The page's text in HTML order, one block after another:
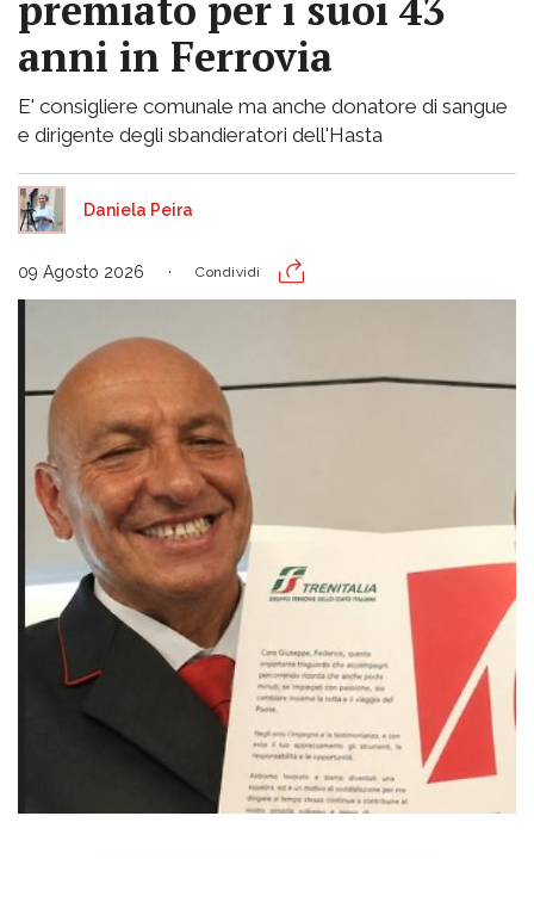
anni in Ferrovia
E' consigliere comunale ma anche donatore di sangue
e dirigente degli sbandieratori dell'Hasta
Daniela Peira
09 Agosto 2026 Condividi